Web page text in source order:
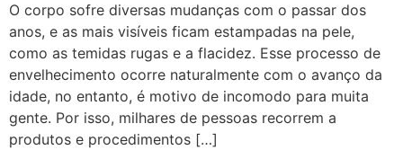
O corpo sofre diversas mudanças com o passar dos
anos, e as mais visíveis ficam estampadas na pele,
como as temidas rugas e a flacidez. Esse processo de
envelhecimento ocorre naturalmente com o avanço da
idade, no entanto, é motivo de incomodo para muita
gente. Por isso, milhares de pessoas recorrem a
produtos e procedimentos […]